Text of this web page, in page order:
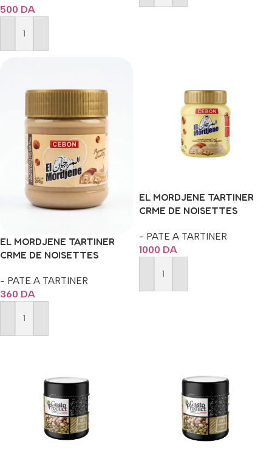
500 DA
Ajouter Au Panier
EL MORDJENE TARTINER
CRME DE NOISETTES
- PATE A TARTINER
360 DA
Ajouter Au Panier
EL MORDJENE TARTINER
CRME DE NOISETTES
- PATE A TARTINER
1000 DA
Ajouter Au Panier